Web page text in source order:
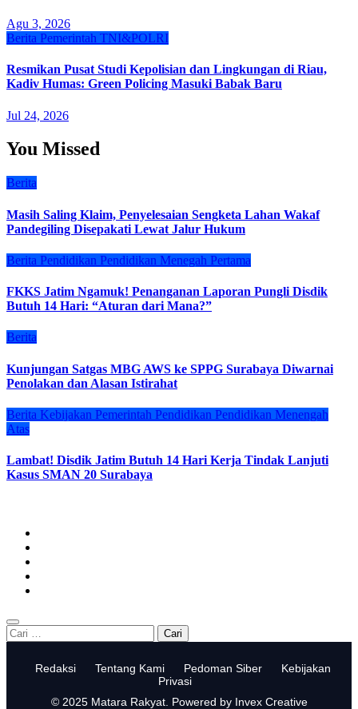
Agu 3, 2026
Berita Pemerintah TNI&POLRI
Resmikan Pusat Studi Kepolisian dan Lingkungan di Riau,
Kadiv Humas: Green Policing Masuki Babak Baru
Jul 24, 2026
You Missed
Berita
Masih Saling Klaim, Penyelesaian Sengketa Lahan Wakaf
Pandegiling Disepakati Lewat Jalur Hukum
Berita Pendidikan Pendidikan Menegah Pertama
FKKS Jatim Ngamuk! Penanganan Laporan Pungli Disdik
Butuh 14 Hari: “Aturan dari Mana?”
Berita
Kunjungan Satgas MBG AWS ke SPPG Surabaya Diwarnai
Penolakan dan Alasan Istirahat
Berita Kebijakan Pemerintah Pendidikan Pendidikan Menengah
Atas
Lambat! Disdik Jatim Butuh 14 Hari Kerja Tindak Lanjuti
Kasus SMAN 20 Surabaya
Cari
untuk:
Redaksi Tentang Kami Pedoman Siber
Kebijakan
Privasi
© 2025 Matara Rakyat. Powered by Invex Creative